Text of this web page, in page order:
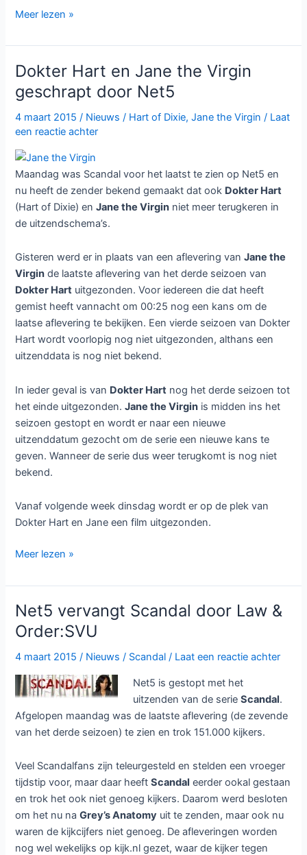
Historische
Banished
te
zien
bij
BBC
Two
Meer lezen »
Dokter Hart en Jane the Virgin
geschrapt door Net5
4 maart 2015/ Nieuws / Hart of Dixie,Jane the Virgin / Laat
een reactie achter
Maandag was Scandal voor het laatst te zien op Net5 en
nu heeft de zender bekend gemaakt dat ook Dokter Hart
(Hart of Dixie) enJane the Virgin niet meer terugkeren in
de uitzendschema’s.
Gisteren werd er in plaats van een aflevering vanJane the
Virgin de laatste aflevering van het derde seizoen van
Dokter Hart uitgezonden. Voor iedereen die dat heeft
gemist heeft vannacht om 00:25 nog een kans om de
laatse aflevering te bekijken. Een vierde seizoen van Dokter
Hart wordt voorlopig nog niet uitgezonden, althans een
uitzenddata is nog niet bekend.
In ieder geval is van Dokter Hart nog het derde seizoen tot
het einde uitgezonden.Jane the Virgin is midden ins het
seizoen gestopt en wordt er naar een nieuwe
uitzenddatum gezocht om de serie een nieuwe kans te
geven. Wanneer de serie dus weer terugkomt is nog niet
bekend.
Vanaf volgende week dinsdag wordt er op de plek van
Dokter Hart en Jane een film uitgezonden.
Dokter
en
Jane
the
Virgin
geschrapt
Net5
Meer lezen »
Net5 vervangt Scandal door Law &
Order:SVU
4 maart 2015/ Nieuws / Scandal / Laat een reactie achter
Net5 is gestopt met het
uitzenden van de serieScandal.
Afgelopen maandag was de laatste aflevering (de zevende
van het derde seizoen) te zien en trok 151.000 kijkers.
Veel Scandalfans zijn teleurgesteld en stelden een vroeger
tijdstip voor, maar daar heeftScandal eerder ookal gestaan
en trok het ook niet genoeg kijkers. Daarom werd besloten
om het nu naGrey’s Anatomy uit te zenden, maar ook nu
waren de kijkcijfers niet genoeg. De afleveringen worden
nog wel wekelijks op kijk.nl gezet, waar de kijker tegen